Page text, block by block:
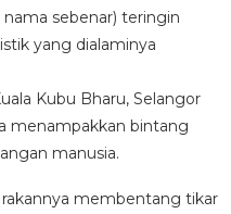
sebenar) teringin
yang dialaminya
Kubu Bharu, Selangor
menampakkan bintang
manusia.
membentang tikar